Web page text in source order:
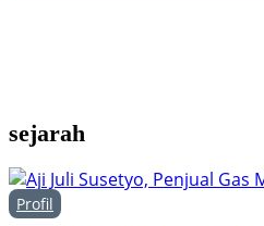
sejarah
Profil